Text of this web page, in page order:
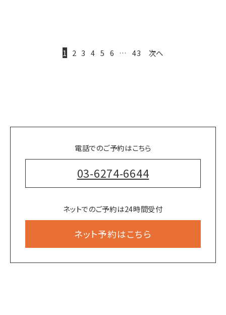
1 2 3 4 5 6 … 43 次へ
電話でのご予約はこちら
03-6274-6644
ネットでのご予約は24時間受付
ネット予約はこちら